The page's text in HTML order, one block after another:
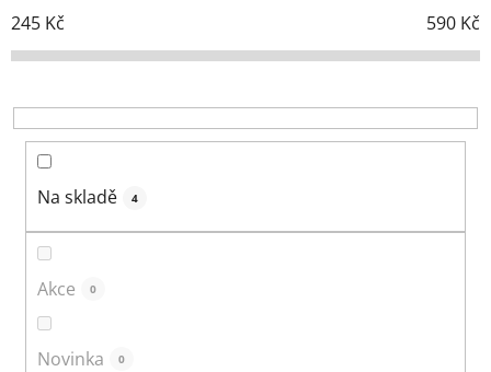
í
p
o
d
245 Kč 590 Kč
Na skladě 4
Akce 0
Novinka 0